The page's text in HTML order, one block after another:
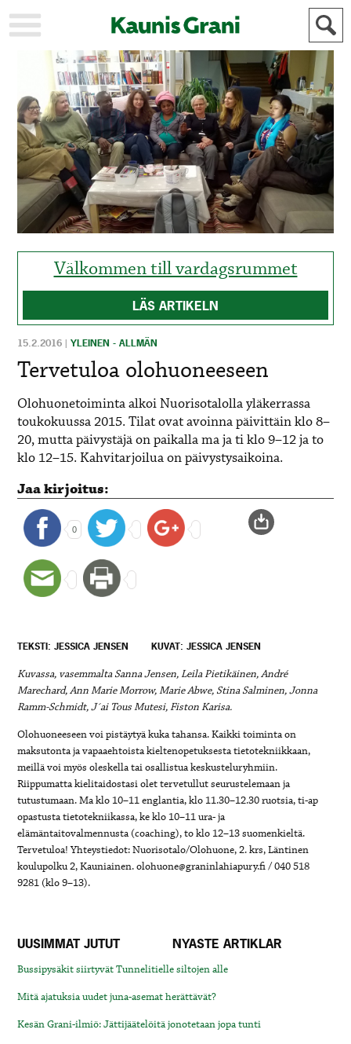
KAUPUNKI
STADEN
AJANKOHTAISTA
AKTUELLT
URHEILU
IDROTT
KULTTUURI
KULTUR
HISTORIA
HISTORIA
YLEINEN
ALLMÄN
MAINOSTAJILLE
FÖR
ANNONSÖRER
Välkommen till vardagsrummet
LÄS ARTIKELN
15.2.2016 |YLEINEN - ALLMÄN
Tervetuloa olohuoneeseen
Olohuonetoiminta alkoi Nuorisotalolla yläkerrassa
toukokuussa 2015. Tilat ovat avoinna päivittäin klo 8–
20, mutta päivystäjä on paikalla ma ja ti klo 9–12 ja to
klo 12–15. Kahvitarjoilua on päivystysaikoina.
Jaa kirjoitus:
0
TEKSTI: JESSICA JENSEN KUVAT: JESSICA JENSEN
Kuvassa, vasemmalta Sanna Jensen, Leila Pietikäinen, André
Marechard, Ann Marie Morrow, Marie Abwe, Stina Salminen, Jonna
Ramm-Schmidt, J´ai Tous Mutesi, Fiston Karisa.
Olohuoneeseen voi pistäytyä kuka tahansa. Kaikki toiminta on
maksutonta ja vapaaehtoista kieltenopetuksesta tietotekniikkaan,
meillä voi myös oleskella tai osallistua keskusteluryhmiin.
Riippumatta kielitaidostasi olet tervetullut seurustelemaan ja
tutustumaan. Ma klo 10–11 englantia, klo 11.30–12.30 ruotsia, ti-ap
opastusta tietotekniikassa, ke klo 10–11 ura- ja
elämäntaitovalmennusta (coaching), to klo 12–13 suomenkieltä.
Tervetuloa! Yhteystiedot: Nuorisotalo/Olohuone, 2. krs, Läntinen
koulupolku 2, Kauniainen. olohuone@graninlahiapury.fi / 040 518
9281 (klo 9–13).
UUSIMMAT JUTUT NYASTE ARTIKLAR
Bussipysäkit siirtyvät Tunnelitielle siltojen alle
Mitä ajatuksia uudet juna-asemat herättävät?
Kesän Grani-ilmiö: Jättijäätelöitä jonotetaan jopa tunti